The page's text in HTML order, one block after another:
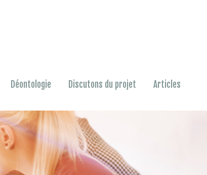
Déontologie Discutons du projet Articles